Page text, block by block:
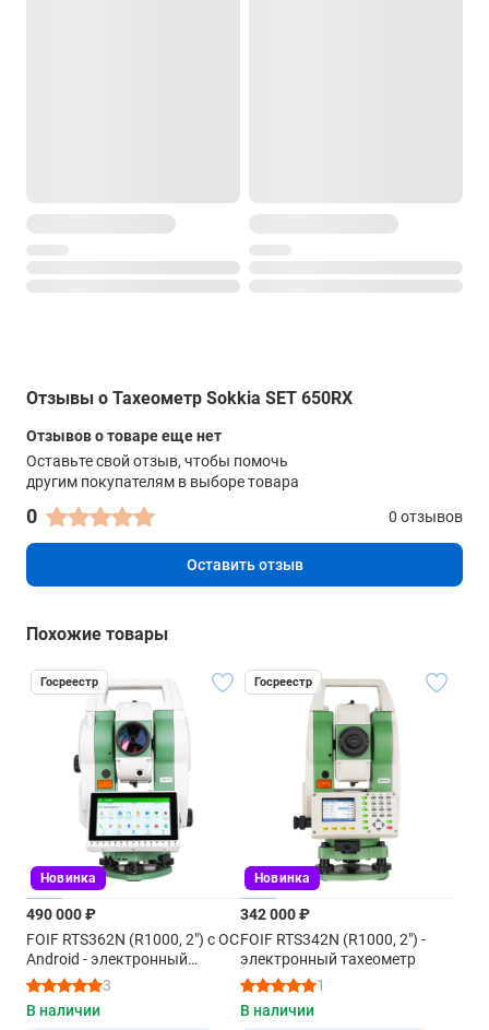
Отзывы о Тахеометр Sokkia SET 650RX
Отзывов о товаре еще нет
Оставьте свой отзыв, чтобы помочь
другим покупателям в выборе товара
0 0 отзывов
Оставить отзыв
Похожие товары
Госреестр
Новинка
490 000 ₽
FOIF RTS362N (R1000, 2") с ОС
Android - электронный
тахеометр3
В наличии
Госреестр
Новинка
342 000 ₽
FOIF RTS342N (R1000, 2") -
электронный тахеометр
1
В наличии